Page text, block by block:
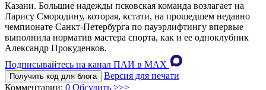
Казани. Большие надежды псковская команда возлагает на
Ларису Смородину, которая, кстати, на прошедшем недавно
чемпионате Санкт-Петербурга по пауэрлифтингу впервые
выполнила норматив мастера спорта, как и ее одноклубник
Александр Прокуденков.
Подписывайтесь на канал ПАИ в MAХ
Получить код для блога
Версия для печати
Комментарии: 0 Обсудить >>>